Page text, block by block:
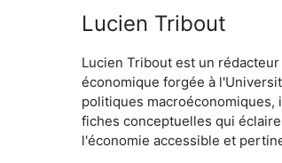
Lucien Tribout
Lucien Tribout est un
économique forgée à
politiques
fiches conceptuelles qui
l'économie accessible et